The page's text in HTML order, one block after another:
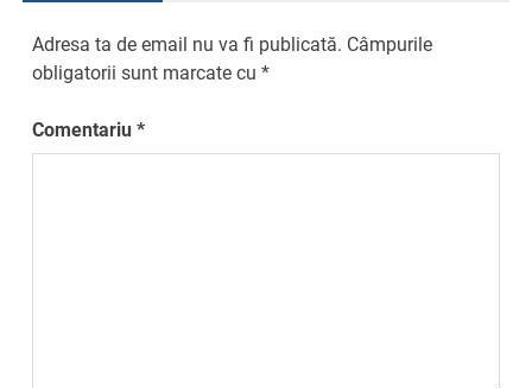
Adresa ta de email nu va fi publicată. Câmpurile
obligatorii sunt marcate cu*
Comentariu*